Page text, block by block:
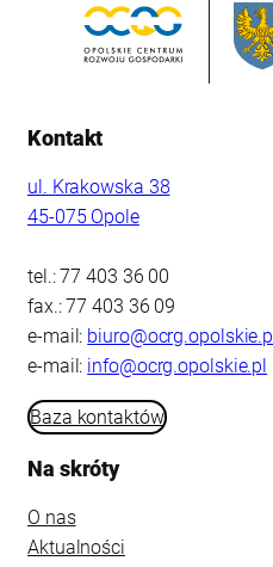
Kontakt
ul. Krakowska 38
45-075 Opole
tel.: 77 403 36 00
fax.: 77 403 36 09
e-mail: biuro@ocrg.opolskie.pl
e-mail: info@ocrg.opolskie.pl
Baza kontaktów
Na skróty
O nas
Aktualności